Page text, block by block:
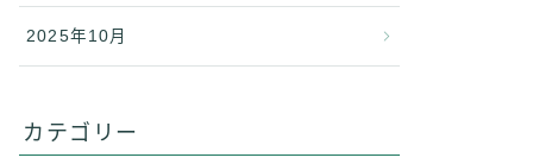
2025年10月
カテゴリー